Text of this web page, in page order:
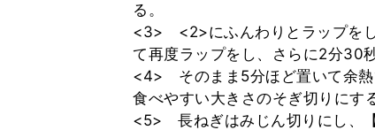
る。
<3> <2>にふんわりとラップを
て再度ラップをし、さらに2分30
<4> そのまま5分ほど置いて余熱
食べやすい大きさのそぎ切りにす
<5> 長ねぎはみじん切りにし、